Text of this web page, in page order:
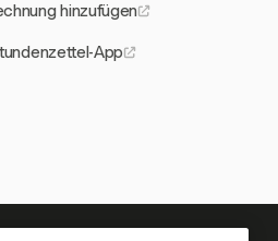
hinzufügen
App